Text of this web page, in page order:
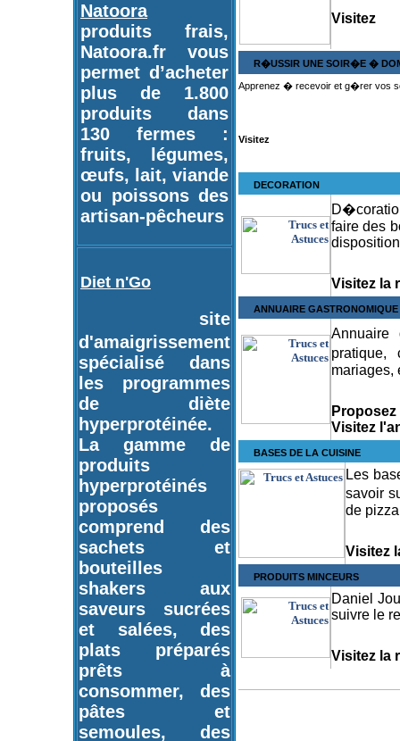
Natoora
produits frais,
Natoora.fr vous
permet d’acheter
plus de 1.800
produits dans
130 fermes :
fruits, légumes,
œufs, lait, viande
ou poissons des
artisan-pêcheurs
Diet n'Go
site
d'amaigrissement
spécialisé dans
les programmes
de diète
hyperprotéinée.
La gamme de
produits
hyperprotéinés
proposés
comprend des
sachets et
bouteilles
shakers aux
saveurs sucrées
et salées, des
plats préparés
prêts à
consommer, des
pâtes et
semoules, des
Visitez
R�USSIR UNE SOIR�E �
Apprenez � recevoir et g�rer vos
Visitez
DECORATION
faire des
Visitez la
ANNUAIRE GASTRONOMIQUE
Annuaire
mariages,
Visitez
BASES DE LA CUISINE
Les
savoir
de
Visitez
PRODUITS MINCEURS
Daniel
suivre le
Visitez la